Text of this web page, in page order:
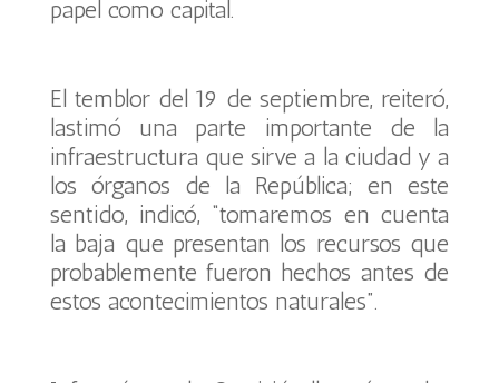
papel como capital.
El temblor del 19 de septiembre, reiteró,
lastimó una parte importante de la
infraestructura que sirve a la ciudad y a
los órganos de la República; en este
sentido, indicó, “tomaremos en cuenta
la baja que presentan los recursos que
probablemente fueron hechos antes de
estos acontecimientos naturales”.